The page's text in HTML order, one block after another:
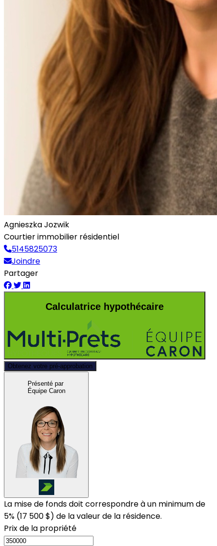
Agnieszka Jozwik
Courtier immobilier résidentiel
5145825073
Joindre
Partager
Calculatrice hypothécaire
Obtenez votre pré-approbation
Présenté par
Équipe Caron
La mise de fonds doit correspondre à un minimum de
5% (17 500 $) de la valeur de la résidence.
Prix de la propriété